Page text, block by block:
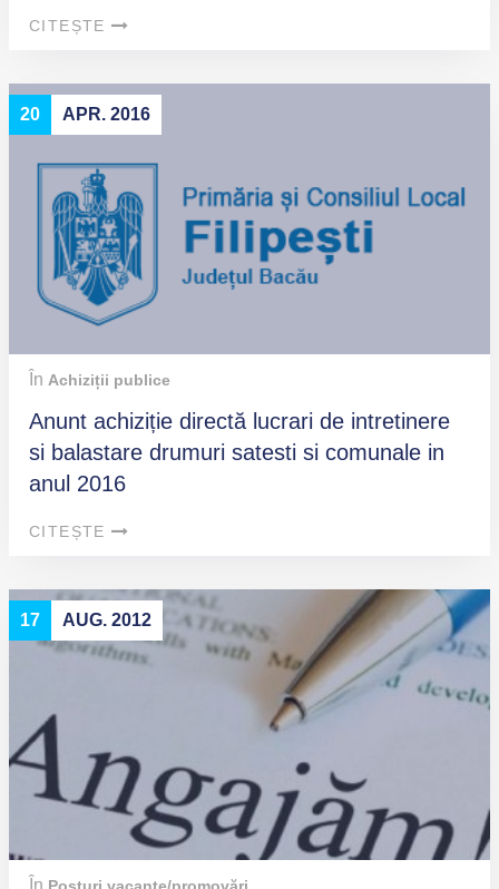
CITEȘTE
20 APR. 2016
În Achiziții publice
Anunt achiziție directă lucrari de intretinere
si balastare drumuri satesti si comunale in
anul 2016
CITEȘTE
17 AUG. 2012
În